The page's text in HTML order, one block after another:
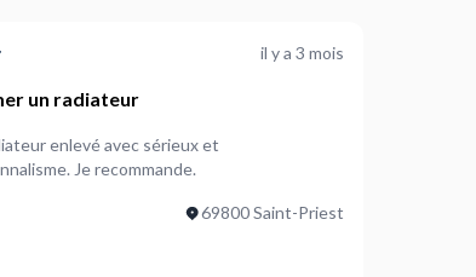
il y a 3 mois
un radiateur
enlevé avec sérieux et
Je recommande.
69800 Saint-Priest